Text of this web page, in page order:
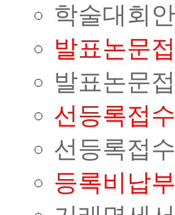
학술대회
발표논문
발표논문
선등록접수
선등록접
등록비납부